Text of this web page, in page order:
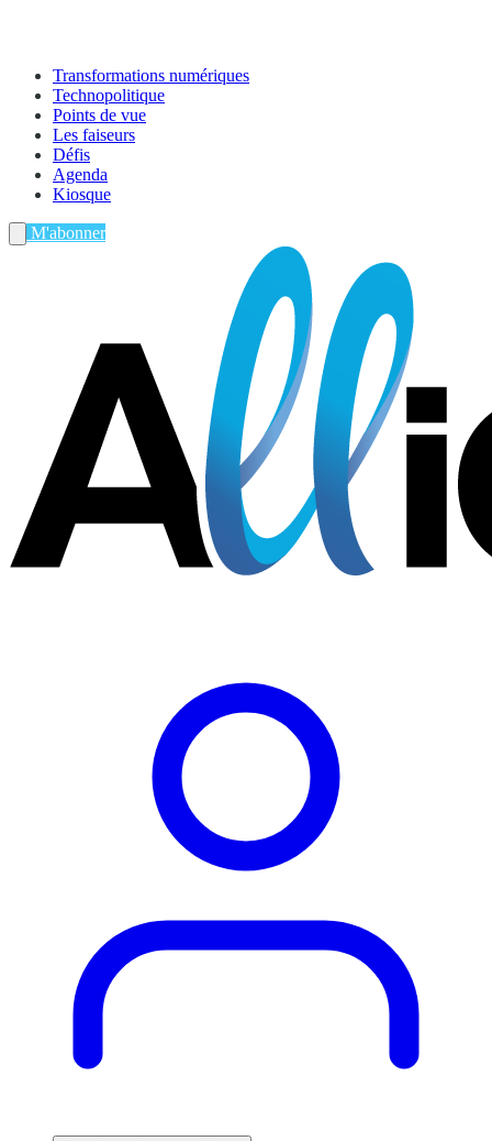
Transformations numériques
Technopolitique
Points de vue
Les faiseurs
Défis
Agenda
Kiosque
M'abonner